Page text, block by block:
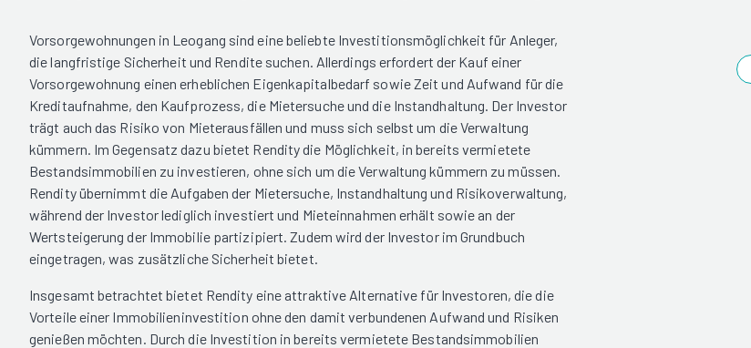
Vorsorgewohnungen in Leogang sind eine beliebte Investitionsmöglichkeit für Anleger,
die langfristige Sicherheit und Rendite suchen. Allerdings erfordert der Kauf einer
Vorsorgewohnung einen erheblichen Eigenkapitalbedarf sowie Zeit und Aufwand für die
Kreditaufnahme, den Kaufprozess, die Mietersuche und die Instandhaltung. Der Investor
trägt auch das Risiko von Mieterausfällen und muss sich selbst um die Verwaltung
kümmern. Im Gegensatz dazu bietet Rendity die Möglichkeit, in bereits vermietete
Bestandsimmobilien zu investieren, ohne sich um die Verwaltung kümmern zu müssen.
Rendity übernimmt die Aufgaben der Mietersuche, Instandhaltung und Risikoverwaltung,
während der Investor lediglich investiert und Mieteinnahmen erhält sowie an der
Wertsteigerung der Immobilie partizipiert. Zudem wird der Investor im Grundbuch
eingetragen, was zusätzliche Sicherheit bietet.
Insgesamt betrachtet bietet Rendity eine attraktive Alternative für Investoren, die die
Vorteile einer Immobilieninvestition ohne den damit verbundenen Aufwand und Risiken
genießen möchten. Durch die Investition in bereits vermietete Bestandsimmobilien